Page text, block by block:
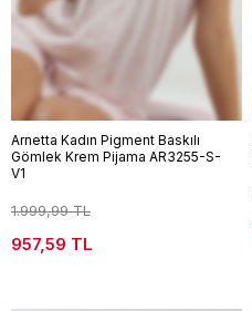
Arnetta Kadın Pigment Baskılı
Gömlek Krem Pijama AR3255-S-
V1
1.999,99 TL
957,59 TL